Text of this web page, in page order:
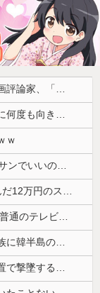
高市首相が経歴詐称していると確信した某映画評論家、「上級公務員試験に合格とは書いてないんですが…」とツッコミを受けまくり……
蓮舫議員「蓮舫だから叩いていい、との報道に何度も向き合ってきました。悔しくても」
ｗ
【画像】はいだしょうこ（47）「こんなオバサンでいいの…？」
「見ていた側が払うのが筋」1歳半が投げ込んだ12万円のスマホ、半額提示した母親は冷たい？
海外「全部日本の真似だったのか…」 日本の普通のテレビ番組が最新SNSの数十年先を行っていたと話題に
韓国メディア「幻となった女性天皇。日本皇族に韓半島の男の血が入る可能性がゼロに・・・」
【動画】ロシア軍のドローンをネット発射装置で撃墜するウクライナ。